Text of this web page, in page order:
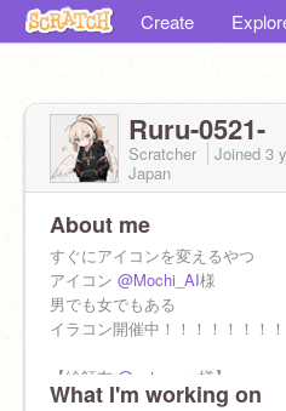
Create
Ruru-0521-
Scratcher Joined 3
Japan
About me
すぐにアイコンを変えるやつ
アイコン @Mochi_AI様
男でも女でもある
イラコン開催中！！！！！！！！
【絵師友 @natumeru 様】
What I'm working on